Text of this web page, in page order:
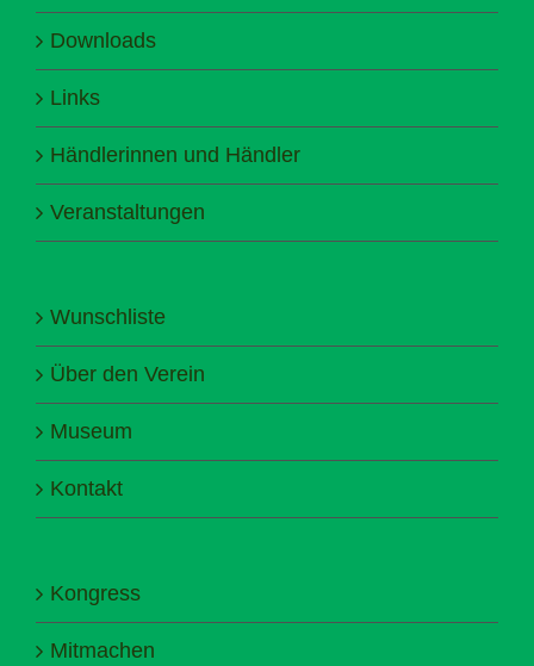
Downloads
Links
Händlerinnen und Händler
Veranstaltungen
Wunschliste
Über den Verein
Museum
Kontakt
Kongress
Mitmachen